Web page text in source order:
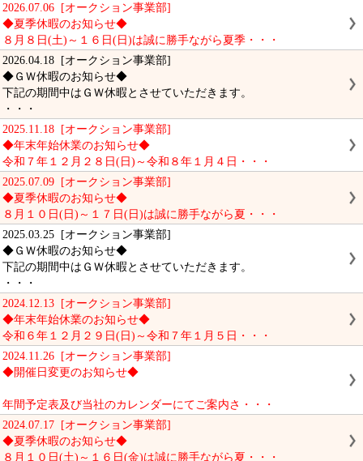
2026.07.06 [オークション事業部]
◆夏季休暇のお知らせ◆
８月８日(土)～１６日(日)は誠に勝手ながら夏季・・・
2026.04.18 [オークション事業部]
◆ＧＷ休暇のお知らせ◆
下記の期間中はＧＷ休暇とさせていただきます。
・・・
2025.11.18 [オークション事業部]
◆年末年始休業のお知らせ◆
令和７年１２月２８日(日)～令和８年１月４日・・・
2025.07.09 [オークション事業部]
◆夏季休暇のお知らせ◆
８月１０日(日)～１７日(日)は誠に勝手ながら夏・・・
2025.03.25 [オークション事業部]
◆ＧＷ休暇のお知らせ◆
下記の期間中はＧＷ休暇とさせていただきます。
・・・
2024.12.13 [オークション事業部]
◆年末年始休業のお知らせ◆
令和６年１２月２９日(日)～令和７年１月５日・・・
2024.11.26 [オークション事業部]
◆開催日変更のお知らせ◆
年間予定表及び当社のカレンダーにてご案内さ・・・
2024.07.17 [オークション事業部]
◆夏季休暇のお知らせ◆
８月１０日(土)～１６日(金)は誠に勝手ながら夏・・・